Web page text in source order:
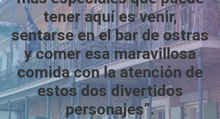
tener aquí es venir,
sentarse en el bar de ostras
y comer esa maravillosa
comida con la atención de
estos dos divertidos
personajes”.